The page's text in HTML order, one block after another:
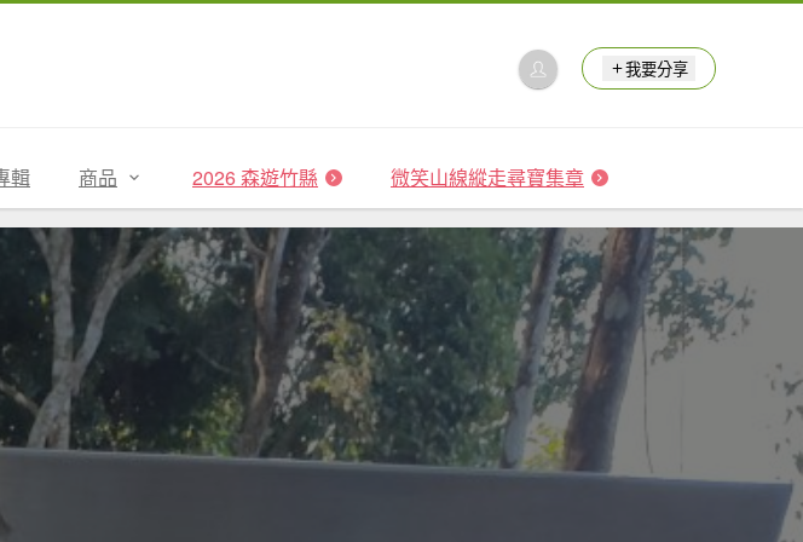
我要分享
輯 商品 2026 森遊竹縣 微笑山線縱走尋寶集章